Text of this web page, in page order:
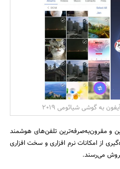
بانک، بیمه و سرمایه
مسکن و ساختمان
به گوشی شیائومی 2019
و مقرون‌به‌صرفه‌ترین تلفن‌های هوشمند
از امکانات نرم افزاری و سخت افزاری
می‌رسند.